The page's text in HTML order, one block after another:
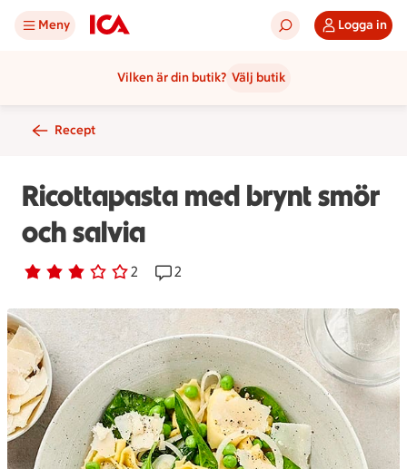
Meny Logga in
Vilken är din butik? Välj butik
Recept
Ricottapasta med brynt smör
och salvia
Betyg 3 av 5. 2
2 personer har röstatReceptet har 2 kommentarer
2